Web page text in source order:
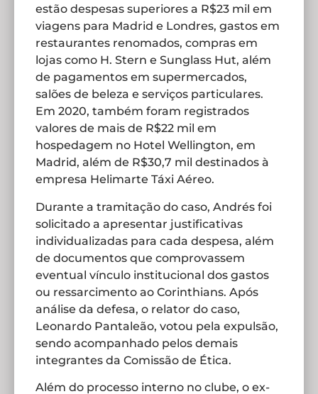
estão despesas superiores a R$23 mil em
viagens para Madrid e Londres, gastos em
restaurantes renomados, compras em
lojas como H. Stern e Sunglass Hut, além
de pagamentos em supermercados,
salões de beleza e serviços particulares.
Em 2020, também foram registrados
valores de mais de R$22 mil em
hospedagem no Hotel Wellington, em
Madrid, além de R$30,7 mil destinados à
empresa Helimarte Táxi Aéreo.
Durante a tramitação do caso, Andrés foi
solicitado a apresentar justificativas
individualizadas para cada despesa, além
de documentos que comprovassem
eventual vínculo institucional dos gastos
ou ressarcimento ao Corinthians. Após
análise da defesa, o relator do caso,
Leonardo Pantaleão, votou pela expulsão,
sendo acompanhado pelos demais
integrantes da Comissão de Ética.
Além do processo interno no clube, o ex-